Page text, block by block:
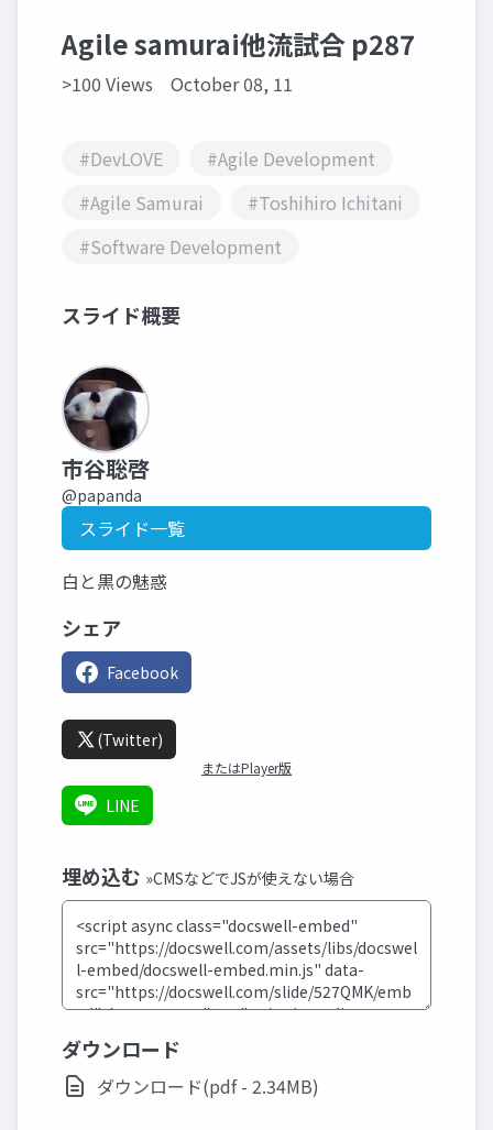
Agile samurai他流試合 p287
>100 Views October 08, 11
#DevLOVE
#Agile Development
#Agile Samurai
#Toshihiro Ichitani
#Software Development
スライド概要
市谷聡啓
@papanda
スライド一覧
白と黒の魅惑
シェア
Facebook
(Twitter)
またはPlayer版
LINE
埋め込む »CMSなどでJSが使えない場合
ダウンロード
ダウンロード(pdf - 2.34MB)